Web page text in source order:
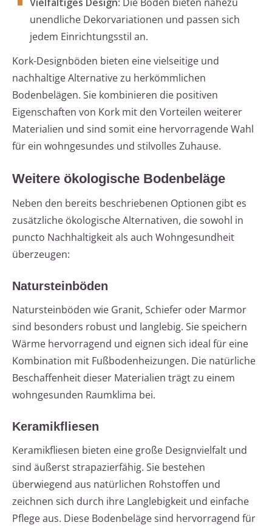
unendliche Dekorvariationen und passen sich
jedem Einrichtungsstil an.
Kork-Designböden bieten eine vielseitige und
nachhaltige Alternative zu herkömmlichen
Bodenbelägen. Sie kombinieren die positiven
Eigenschaften von Kork mit den Vorteilen weiterer
Materialien und sind somit eine hervorragende Wahl
für ein wohngesundes und stilvolles Zuhause.
Weitere ökologische Bodenbeläge
Neben den bereits beschriebenen Optionen gibt es
zusätzliche ökologische Alternativen, die sowohl in
puncto Nachhaltigkeit als auch Wohngesundheit
überzeugen:
Natursteinböden
Natursteinböden wie Granit, Schiefer oder Marmor
sind besonders robust und langlebig. Sie speichern
Wärme hervorragend und eignen sich ideal für eine
Kombination mit Fußbodenheizungen. Die natürliche
Beschaffenheit dieser Materialien trägt zu einem
wohngesunden Raumklima bei.
Keramikfliesen
Keramikfliesen bieten eine große Designvielfalt und
sind äußerst strapazierfähig. Sie bestehen
überwiegend aus natürlichen Rohstoffen und
zeichnen sich durch ihre Langlebigkeit und einfache
Pflege aus. Diese Bodenbeläge sind hervorragend für